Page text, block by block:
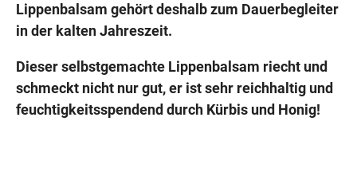
Lippenbalsam gehört deshalb zum Dauerbegleiter
in der kalten Jahreszeit.
Dieser selbstgemachte Lippenbalsam riecht und
schmeckt nicht nur gut, er ist sehr reichhaltig und
feuchtigkeitsspendend durch Kürbis und Honig!